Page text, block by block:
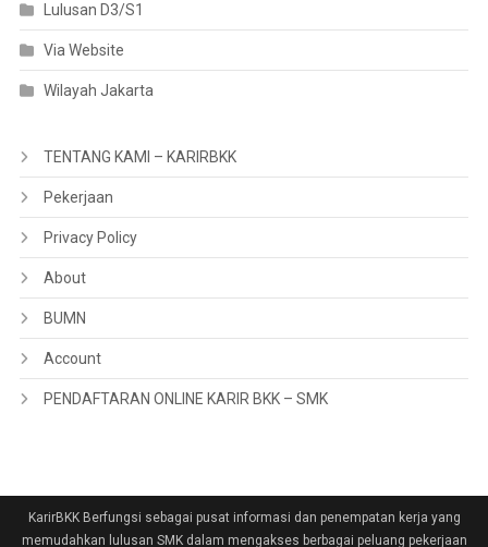
Lulusan D3/S1
Via Website
Wilayah Jakarta
TENTANG KAMI – KARIRBKK
Pekerjaan
Privacy Policy
About
BUMN
Account
PENDAFTARAN ONLINE KARIR BKK – SMK
KarirBKK Berfungsi sebagai pusat informasi dan penempatan kerja yang
memudahkan lulusan SMK dalam mengakses berbagai peluang pekerjaan